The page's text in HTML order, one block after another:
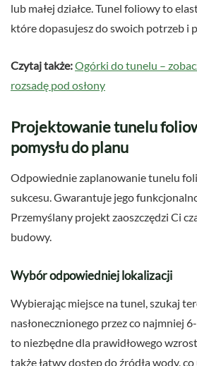
lub małej działce. Tunel foliowy to
które dopasujesz do swoich potrzeb i
Czytaj także:Ogórki do tunelu –
rozsadę pod osłony
Projektowanie tunelu
pomysłu do planu
Odpowiednie zaplanowanie tunelu
sukcesu. Gwarantuje jego
Przemyślany projekt zaoszczędzi Ci
budowy.
Wybór odpowiedniej lokalizacji
Wybierając miejsce na tunel, szukaj
nasłonecznionego przez co najmniej
to niezbędne dla prawidłowego
także łatwy dostęp do źródła wody,